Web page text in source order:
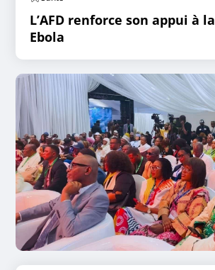
L’AFD renforce son appui à
Ebola